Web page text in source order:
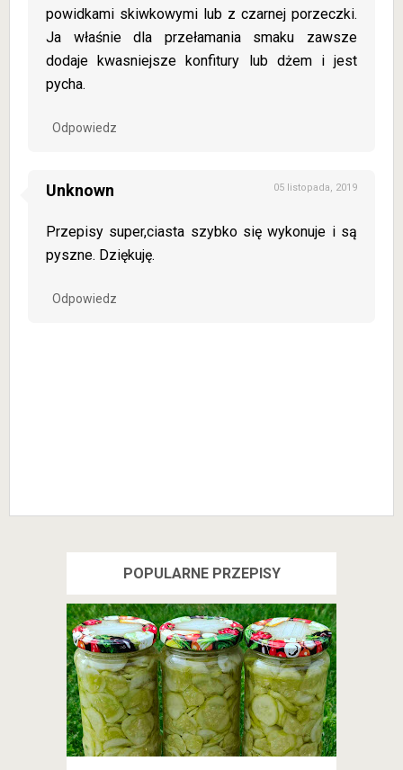
powidkami skiwkowymi lub z czarnej porzeczki.
Ja właśnie dla przełamania smaku zawsze
dodaje kwasniejsze konfitury lub dżem i jest
pycha.
Odpowiedz
Unknown 05 listopada, 2019
Przepisy super,ciasta szybko się wykonuje i są
pyszne. Dziękuję.
Odpowiedz
POPULARNE PRZEPISY